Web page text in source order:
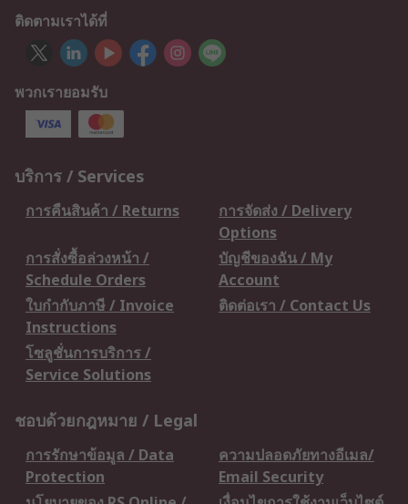
ติดตามเราได้ที่
พวกเรายอมรับ
บริการ / Services
การคืนสินค้า / Returns
การจัดส่ง / Delivery
Options
การสั่งซื้อล่วงหน้า /
Schedule Orders
บัญชีของฉัน / My
Account
ใบกำกับภาษี / Invoice
Instructions
ติดต่อเรา / Contact Us
โซลูชั่นการบริการ /
Service Solutions
ชอบด้วยกฎหมาย / Legal
การรักษาข้อมูล / Data
Protection
ความปลอดภัยทางอีเมล/
Email Security